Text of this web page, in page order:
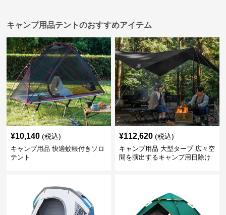
キャンプ用品テントのおすすめアイテム
¥10,140 (税込)
キャンプ用品 快適蚊帳付きソロ
テント
¥112,620 (税込)
キャンプ用品 大型タープ 広々空
間を演出するキャンプ用日除け